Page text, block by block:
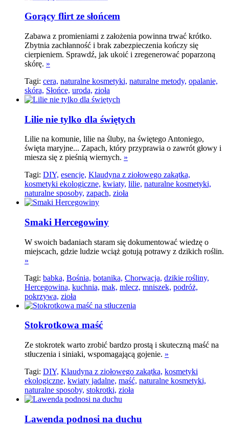
Gorący flirt ze słońcem
Zabawa z promieniami z założenia powinna trwać krótko.
Zbytnia zachłanność i brak zabezpieczenia kończy się
cierpieniem. Sprawdź, jak ukoić i zregenerować poparzoną
skórę. »
Tagi: cera, naturalne kosmetyki, naturalne metody, opalanie,
skóra, Słońce, uroda, zioła
Lilie nie tylko dla świętych
Lilie na komunie, lilie na śluby, na świętego Antoniego,
święta maryjne... Zapach, który przyprawia o zawrót głowy i
miesza się z pieśnią wiernych. »
Tagi: DIY, esencje, Klaudyna z ziołowego zakątka,
kosmetyki ekologiczne, kwiaty, lilie, naturalne kosmetyki,
naturalne sposoby, zapach, zioła
Smaki Hercegowiny
W swoich badaniach staram się dokumentować wiedzę o
miejscach, gdzie ludzie wciąż gotują potrawy z dzikich roślin.
»
Tagi: babka, Bośnia, botanika, Chorwacja, dzikie rośliny,
Hercegowina, kuchnia, mak, mlecz, mniszek, podróż,
pokrzywa, zioła
Stokrotkowa maść
Ze stokrotek warto zrobić bardzo prostą i skuteczną maść na
stłuczenia i siniaki, wspomagającą gojenie. »
Tagi: DIY, Klaudyna z ziołowego zakątka, kosmetyki
ekologiczne, kwiaty jadalne, maść, naturalne kosmetyki,
naturalne sposoby, stokrotki, zioła
Lawenda podnosi na duchu